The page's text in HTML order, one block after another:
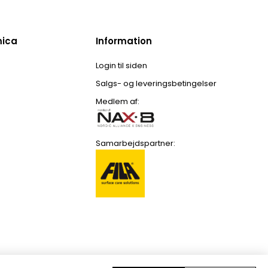
Information
Login til siden
Salgs- og leveringsbetingelser
Medlem af:
Samarbejdspartner: